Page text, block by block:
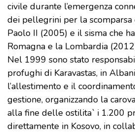
civile durante l’emergenza
dei pellegrini per la scomparsa
Paolo II (2005) e il sisma che
Romagna e la Lombardia
Nel 1999 sono stato
profughi di Karavastas, in
l’allestimento e il
gestione, organizzando la
alla fine delle ostilita` i 1.200
direttamente in Kosovo, in